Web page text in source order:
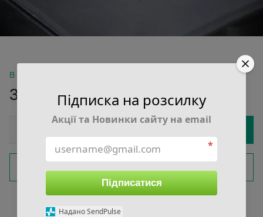
В наличии
3 999 грн
Войтидля отображения накопительной скидки
Підписка на розсилку
Акції та Новинки сайту на email
*
Підписатися
Надано SendPulse